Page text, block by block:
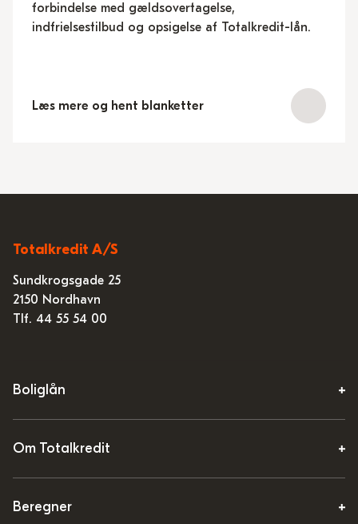
forbindelse med gældsovertagelse,
indfrielsestilbud og opsigelse af Totalkredit-lån.
Læs mere og hent blanketter
Totalkredit A/S
Sundkrogsgade 25
2150 Nordhavn
Tlf. 44 55 54 00
Boliglån
Om Totalkredit
Beregner